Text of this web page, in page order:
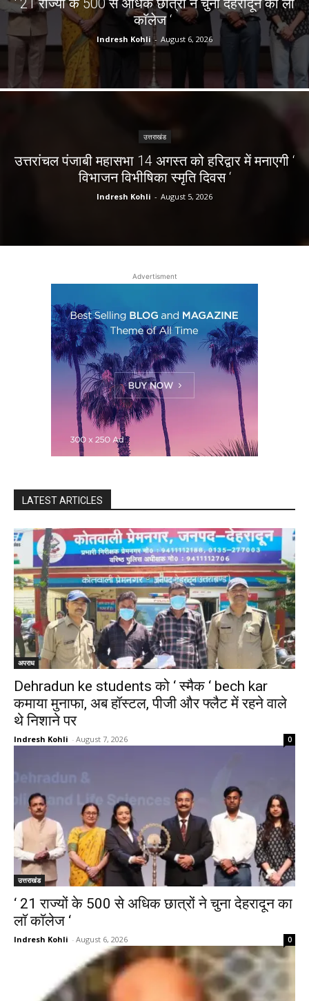
काॅलेज ‘
Indresh Kohli - August 6, 2026
उत्तराखंड
उत्तरांचल पंजाबी महासभा 14 अगस्त को हरिद्वार में मनाएगी ‘
विभाजन विभीषिका स्मृति दिवस ‘
Indresh Kohli - August 5, 2026
Advertisment
LATEST ARTICLES
अपराध
Dehradun ke students को ‘ स्मैक ‘ bech kar
कमाया मुनाफा, अब हॉस्टल, पीजी और फ्लैट में रहने वाले
थे निशाने पर
Indresh Kohli - August 7, 2026 0
उत्तराखंड
‘ 21 राज्यों के 500 से अधिक छात्रों ने चुना देहरादून का
लाॅ काॅलेज ‘
Indresh Kohli - August 6, 2026 0